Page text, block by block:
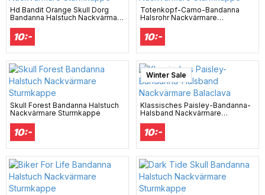
Hd Bandit Orange Skull Dorg
Bandanna Halstuch Nackvärmare
10:-
Totenkopf-Camo-Bandanna
Halsrohr Nackvärmare
10:-
Skull Forest Bandanna Halstuch
Nackvärmare Sturmkappe
10:-
Winter Sale
Klassisches Paisley-Bandanna-
Halsband Nackvärmare
10:-